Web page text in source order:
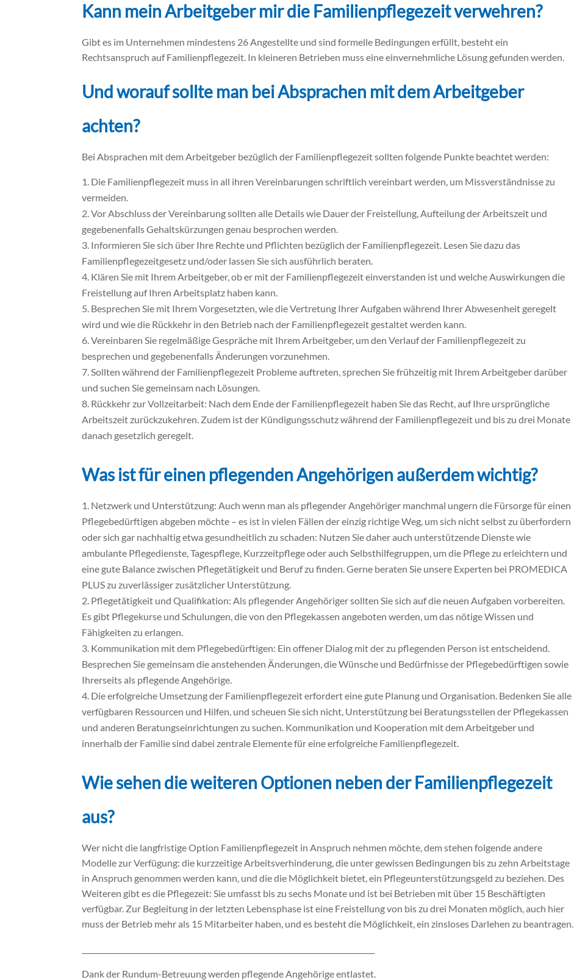
Kann mein Arbeitgeber mir die Familienpflegezeit verwehren?
Gibt es im Unternehmen mindestens 26 Angestellte und sind formelle Bedingungen erfüllt, besteht ein
Rechtsanspruch auf Familienpflegezeit. In kleineren Betrieben muss eine einvernehmliche Lösung gefunden werden.
Und worauf sollte man bei Absprachen mit dem Arbeitgeber
achten?
Bei Absprachen mit dem Arbeitgeber bezüglich der Familienpflegezeit sollten folgende Punkte beachtet werden:
Die Familienpflegezeit muss in all ihren Vereinbarungen schriftlich vereinbart werden, um Missverständnisse zu
vermeiden.
Vor Abschluss der Vereinbarung sollten alle Details wie Dauer der Freistellung, Aufteilung der Arbeitszeit und
gegebenenfalls Gehaltskürzungen genau besprochen werden.
Informieren Sie sich über Ihre Rechte und Pflichten bezüglich der Familienpflegezeit. Lesen Sie dazu das
Familienpflegezeitgesetz und/oder lassen Sie sich ausführlich beraten.
Klären Sie mit Ihrem Arbeitgeber, ob er mit der Familienpflegezeit einverstanden ist und welche Auswirkungen die
Freistellung auf Ihren Arbeitsplatz haben kann.
Besprechen Sie mit Ihrem Vorgesetzten, wie die Vertretung Ihrer Aufgaben während Ihrer Abwesenheit geregelt
wird und wie die Rückkehr in den Betrieb nach der Familienpflegezeit gestaltet werden kann.
Vereinbaren Sie regelmäßige Gespräche mit Ihrem Arbeitgeber, um den Verlauf der Familienpflegezeit zu
besprechen und gegebenenfalls Änderungen vorzunehmen.
Sollten während der Familienpflegezeit Probleme auftreten, sprechen Sie frühzeitig mit Ihrem Arbeitgeber darüber
und suchen Sie gemeinsam nach Lösungen.
Rückkehr zur Vollzeitarbeit: Nach dem Ende der Familienpflegezeit haben Sie das Recht, auf Ihre ursprüngliche
Arbeitszeit zurückzukehren. Zudem ist der Kündigungsschutz während der Familienpflegezeit und bis zu drei Monate
danach gesetzlich geregelt.
Was ist für einen pflegenden Angehörigen außerdem wichtig?
Netzwerk und Unterstützung: Auch wenn man als pflegender Angehöriger manchmal ungern die Fürsorge für einen
Pflegebedürftigen abgeben möchte – es ist in vielen Fällen der einzig richtige Weg, um sich nicht selbst zu überfordern
oder sich gar nachhaltig etwa gesundheitlich zu schaden: Nutzen Sie daher auch unterstützende Dienste wie
ambulante Pflegedienste, Tagespflege, Kurzzeitpflege oder auch Selbsthilfegruppen, um die Pflege zu erleichtern und
eine gute Balance zwischen Pflegetätigkeit und Beruf zu finden. Gerne beraten Sie unsere Experten bei PROMEDICA
PLUS zu zuverlässiger zusätzlicher Unterstützung.
Pflegetätigkeit und Qualifikation: Als pflegender Angehöriger sollten Sie sich auf die neuen Aufgaben vorbereiten.
Es gibt Pflegekurse und Schulungen, die von den Pflegekassen angeboten werden, um das nötige Wissen und
Fähigkeiten zu erlangen.
Kommunikation mit dem Pflegebedürftigen: Ein offener Dialog mit der zu pflegenden Person ist entscheidend.
Besprechen Sie gemeinsam die anstehenden Änderungen, die Wünsche und Bedürfnisse der Pflegebedürftigen sowie
Ihrerseits als pflegende Angehörige.
Die erfolgreiche Umsetzung der Familienpflegezeit erfordert eine gute Planung und Organisation. Bedenken Sie alle
verfügbaren Ressourcen und Hilfen, und scheuen Sie sich nicht, Unterstützung bei Beratungsstellen der Pflegekassen
und anderen Beratungseinrichtungen zu suchen. Kommunikation und Kooperation mit dem Arbeitgeber und
innerhalb der Familie sind dabei zentrale Elemente für eine erfolgreiche Familienpflegezeit.
Wie sehen die weiteren Optionen neben der Familienpflegezeit
aus?
Wer nicht die langfristige Option Familienpflegezeit in Anspruch nehmen möchte, dem stehen folgende andere
Modelle zur Verfügung: die kurzzeitige Arbeitsverhinderung, die unter gewissen Bedingungen bis zu zehn Arbeitstage
in Anspruch genommen werden kann, und die die Möglichkeit bietet, ein Pflegeunterstützungsgeld zu beziehen. Des
Weiteren gibt es die Pflegezeit: Sie umfasst bis zu sechs Monate und ist bei Betrieben mit über 15 Beschäftigten
verfügbar. Zur Begleitung in der letzten Lebensphase ist eine Freistellung von bis zu drei Monaten möglich, auch hier
muss der Betrieb mehr als 15 Mitarbeiter haben, und es besteht die Möglichkeit, ein zinsloses Darlehen zu beantragen.
Dank der Rundum-Betreuung werden pflegende Angehörige entlastet.